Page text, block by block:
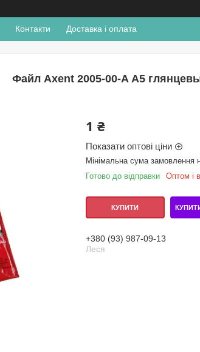
Контакти Доставка і оплата
Файл Axent 2005-00-A А5
1 ₴
Показати оптові ціни
Мінімальна сума замовлення
Готово до відправки
Оптом і
КУПИТИ
+380 (93) 987-09-13
Леся